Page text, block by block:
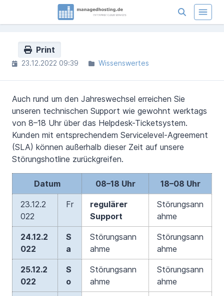
Print
23.12.2022 09:39 Wissenswertes
Auch rund um den Jahreswechsel erreichen Sie
unseren technischen Support wie gewohnt werktags
von 8–18 Uhr über das Helpdesk-Ticketsystem.
Kunden mit entsprechendem Servicelevel-Agreement
(SLA) können außerhalb dieser Zeit auf unsere
Störungshotline zurückgreifen.
Datum 08–18 Uhr 18–08 Uhr
23.12.2
022
Fr
regulärer
Support
Störungsann
ahme
24.12.2
022
S
a
Störungsann
ahme
Störungsann
ahme
25.12.2
022
S
o
Störungsann
ahme
Störungsann
ahme